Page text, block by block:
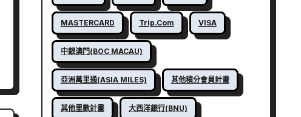
MASTERCARD Trip.com VISA
中銀澳門(BOC MACAU)
亞洲萬里通(ASIA MILES) 其他積分會員計畫
其他里數計畫 大西洋銀行(BNU)